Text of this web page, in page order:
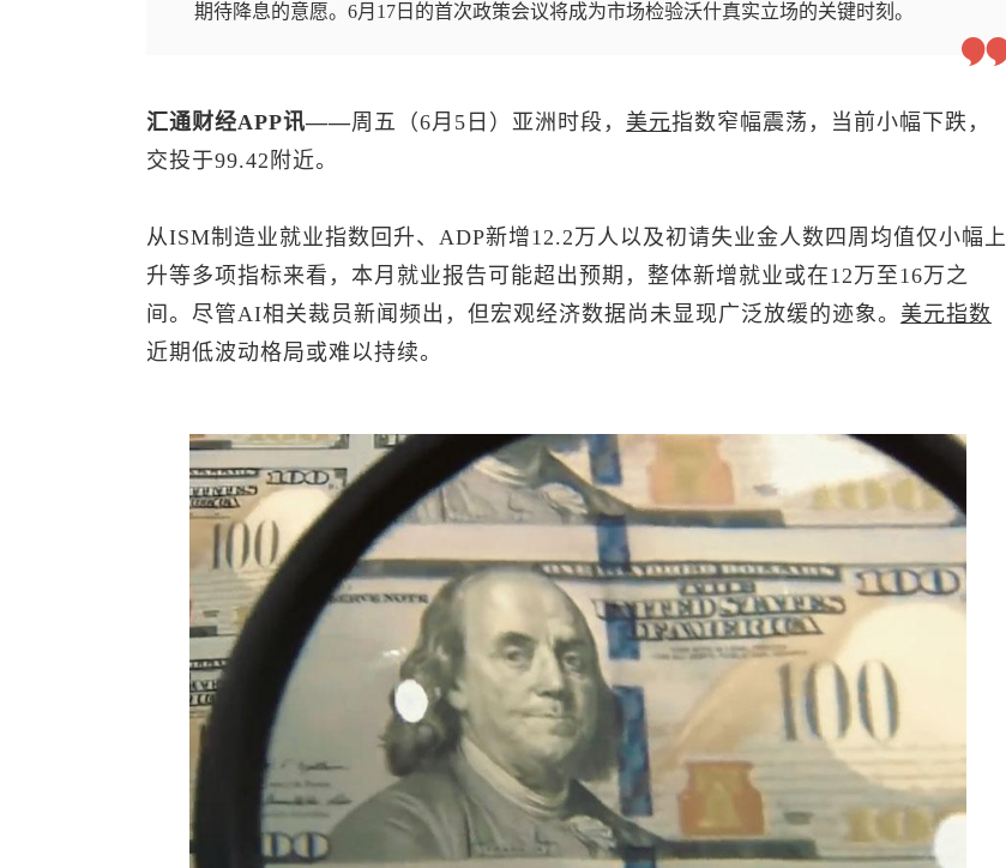
期待降息的意愿。6月17日的首次政策会议将成为市场检验沃什真实立场的关键时刻。
汇通财经APP讯——周五（6月5日）亚洲时段， 美元指数窄幅震荡，当前小幅下跌，
交投于99.42附近。
从ISM制造业就业指数回升、ADP新增12.2万人以及初请失业金人数四周均值仅小幅上
升等多项指标来看，本月就业报告可能超出预期，整体新增就业或在12万至16万之
间。尽管AI相关裁员新闻频出，但宏观经济数据尚未显现广泛放缓的迹象。 美元指数
近期低波动格局或难以持续。